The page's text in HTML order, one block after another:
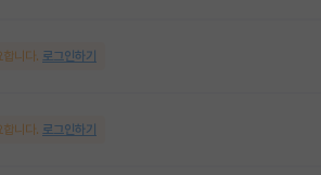
니다. 로그인하기
니다. 로그인하기